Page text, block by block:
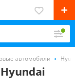
автомобили